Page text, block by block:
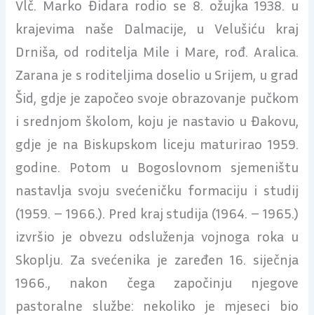
Vlč. Marko Đidara rodio se 8. ožujka 1938. u
krajevima naše Dalmacije, u Velušiću kraj
Drniša, od roditelja Mile i Mare, rođ. Aralica.
Zarana je s roditeljima doselio u Srijem, u grad
Šid, gdje je započeo svoje obrazovanje pučkom
i srednjom školom, koju je nastavio u Đakovu,
gdje je na Biskupskom liceju maturirao 1959.
godine. Potom u Bogoslovnom sjemeništu
nastavlja svoju svećeničku formaciju i studij
(1959. – 1966.). Pred kraj studija (1964. – 1965.)
izvršio je obvezu odsluženja vojnoga roka u
Skoplju. Za svećenika je zaređen 16. siječnja
1966., nakon čega započinju njegove
pastoralne službe: nekoliko je mjeseci bio